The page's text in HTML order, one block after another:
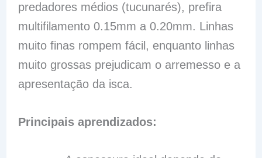
predadores médios (tucunarés), prefira
multifilamento 0.15mm a 0.20mm. Linhas
muito finas rompem fácil, enquanto linhas
muito grossas prejudicam o arremesso e a
apresentação da isca.
Principais aprendizados: